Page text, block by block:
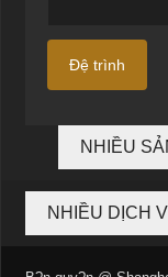
Đệ trình
NHIỀU
NHIỀU DỊCH